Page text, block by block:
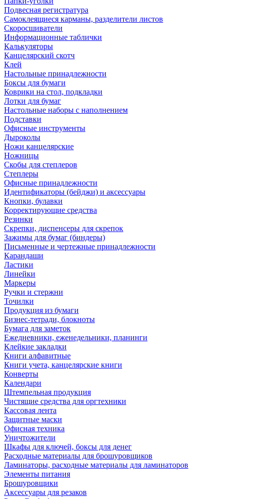
Подвесная регистратура
Самоклеящиеся карманы, разделители листов
Скоросшиватели
Информационные таблички
Калькуляторы
Канцелярский скотч
Клей
Настольные принадлежности
Боксы для бумаги
Коврики на стол, подкладки
Лотки для бумаг
Настольные наборы с наполнением
Подставки
Офисные инструменты
Дыроколы
Ножи канцелярские
Ножницы
Скобы для степлеров
Степлеры
Офисные принадлежности
Идентификаторы (бейджи) и аксессуары
Кнопки, булавки
Корректирующие средства
Резинки
Скрепки, диспенсеры для скрепок
Зажимы для бумаг (биндеры)
Письменные и чертежные принадлежности
Карандаши
Ластики
Линейки
Маркеры
Ручки и стержни
Точилки
Продукция из бумаги
Бизнес-тетради, блокноты
Бумага для заметок
Ежедневники, еженедельники, планинги
Клейкие закладки
Книги алфавитные
Книги учета, канцелярские книги
Конверты
Календари
Штемпельная продукция
Чистящие средства для оргтехники
Кассовая лента
Защитные маски
Офисная техника
Уничтожители
Шкафы для ключей, боксы для денег
Расходные материалы для брошуровщиков
Ламинаторы, расходные материалы для ламинаторов
Элементы питания
Брошуровщики
Аксессуары для резаков